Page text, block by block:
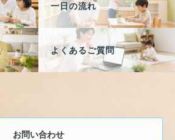
一日の流れ
よくあるご質問
お問い合わせ